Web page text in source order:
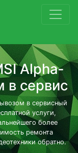
Alpha-
в сервис
в сервисный
услуги,
более
ремонта
обратно.